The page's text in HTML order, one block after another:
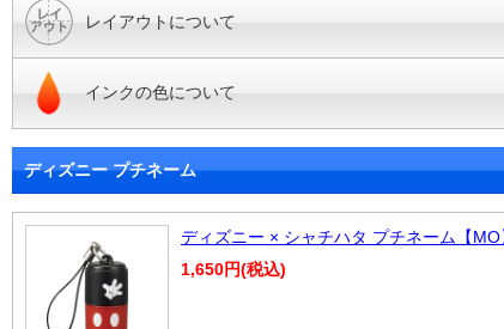
レイアウトについて
インクの色について
ディズニー プチネーム
ディズニー × シャチハタ プチネーム【
1,650円(税込)